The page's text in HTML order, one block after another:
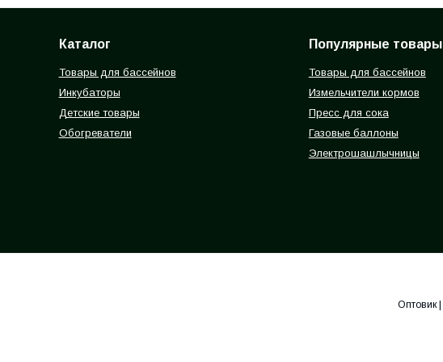
Каталог
Товары для бассейнов
Инкубаторы
Детские товары
Обогреватели
Популярные товары
Товары для бассейнов
Измельчители кормов
Пресс для сока
Газовые баллоны
Электрошашлычницы
Оптовик |